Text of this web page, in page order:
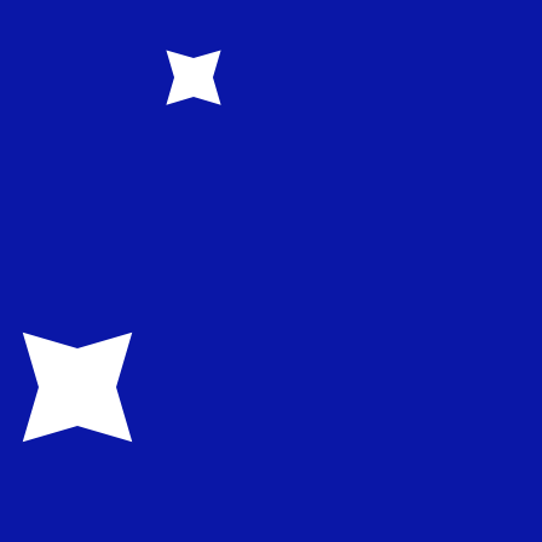
PMEs e empresas de Port Louis. Oferece serviços
rede pan-africana.
código de moeda para Rúpias mauricianas é MUR. O
código de moeda para Dólares australianos é AUD. O